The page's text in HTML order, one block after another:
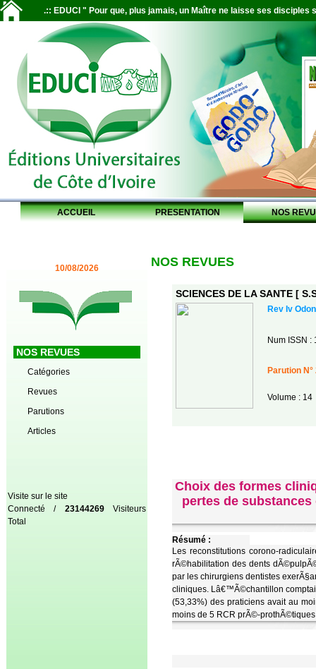
.:: EDUCI " Pour que, plus jamais, un Maître ne laisse ses disciples
ACCUEIL PRESENTATION NOS
10/08/2026
NOS REVUES
Catégories
Revues
Parutions
Articles
Visite sur le site
Connecté / 23144269Visiteurs
Total
NOS REVUES
SCIENCES DE LA SANTE [
Rev Iv
Num ISSN :
Parution N°
Volume : 14
Choix des formes
pertes de substances
Résumé :
Les reconstitutions corono-
rÃ©habilitation des dents
par les chirurgiens dentistes
cliniques. Lâ€™Ã©chantillon
(53,33%) des praticiens avait au
moins de 5 RCR prÃ©-